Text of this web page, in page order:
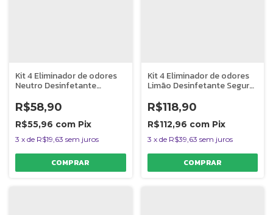
Kit 4 Eliminador de odores
Neutro Desinfetante
Rende 2L
R$58,90
R$55,96 com Pix
3 x de R$19,63 sem juros
Kit 4 Eliminador de odores
Limão Desinfetante Seguro
R$118,90
R$112,96 com Pix
3 x de R$39,63 sem juros